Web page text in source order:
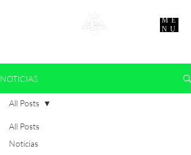
ME
NU
NOTICIAS
All Posts
Noticias
All Posts